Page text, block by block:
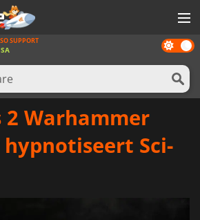
Dark
mode
SUPPORT
2 Warhammer
hypnotiseert Sci-